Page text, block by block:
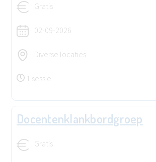
Gratis
02-09-2026
Diverse locaties
1 sessie
Docentenklankbordgroep
Gratis